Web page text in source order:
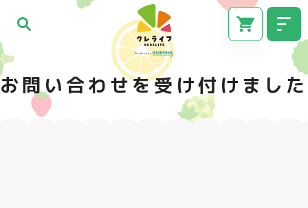
お問い合わせを受け付けました